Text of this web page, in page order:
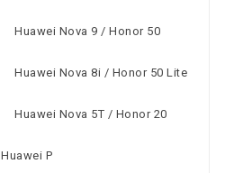
Huawei Nova 9 / Honor 50
Huawei Nova 8i / Honor 50 Lite
Huawei Nova 5T / Honor 20
Huawei P